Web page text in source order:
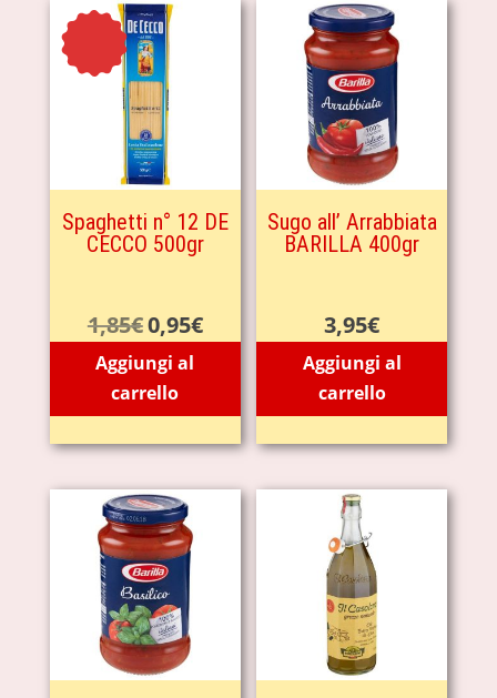
Spaghetti n° 12 DE
CECCO 500gr
1,85€ Il
prezzo
originale
0,95€Il
Aggiungi al
carrello
Sugo all’ Arrabbiata
BARILLA 400gr
3,95€
Aggiungi al
carrello